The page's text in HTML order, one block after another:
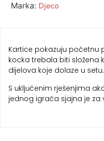
Marka: Djeco
Kartice pokazuju početnu
kocka trebala biti složena
dijelova koje dolaze u setu.
S uključenim rješenjima
jednog igrača sjajna je za